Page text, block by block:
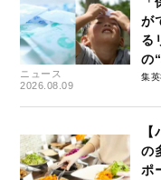
ニュース
2026.08.09
が
る
の
集
の
ポ